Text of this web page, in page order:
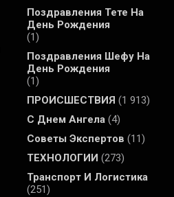
Поздравления Тете На
День Рождения
(1)
Поздравления Шефу На
День Рождения
(1)
ПРОИСШЕСТВИЯ (1 913)
С Днем Ангела (4)
Советы Экспертов (11)
ТЕХНОЛОГИИ (273)
Транспорт И Логистика
(251)